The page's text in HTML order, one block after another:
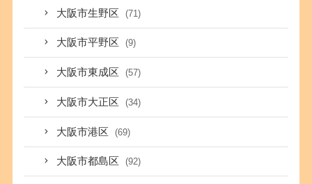
大阪市生野区 (71)
大阪市平野区 (9)
大阪市東成区 (57)
大阪市大正区 (34)
大阪市港区 (69)
大阪市都島区 (92)